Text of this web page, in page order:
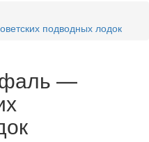
подводных лодок
—